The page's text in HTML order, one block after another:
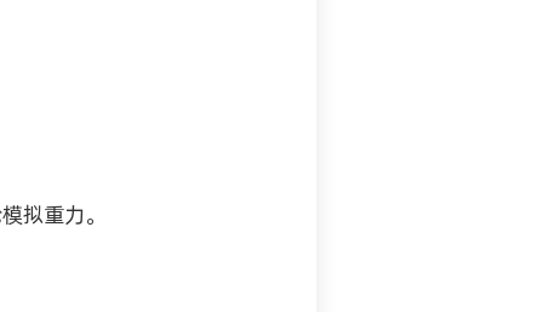
拟重力。